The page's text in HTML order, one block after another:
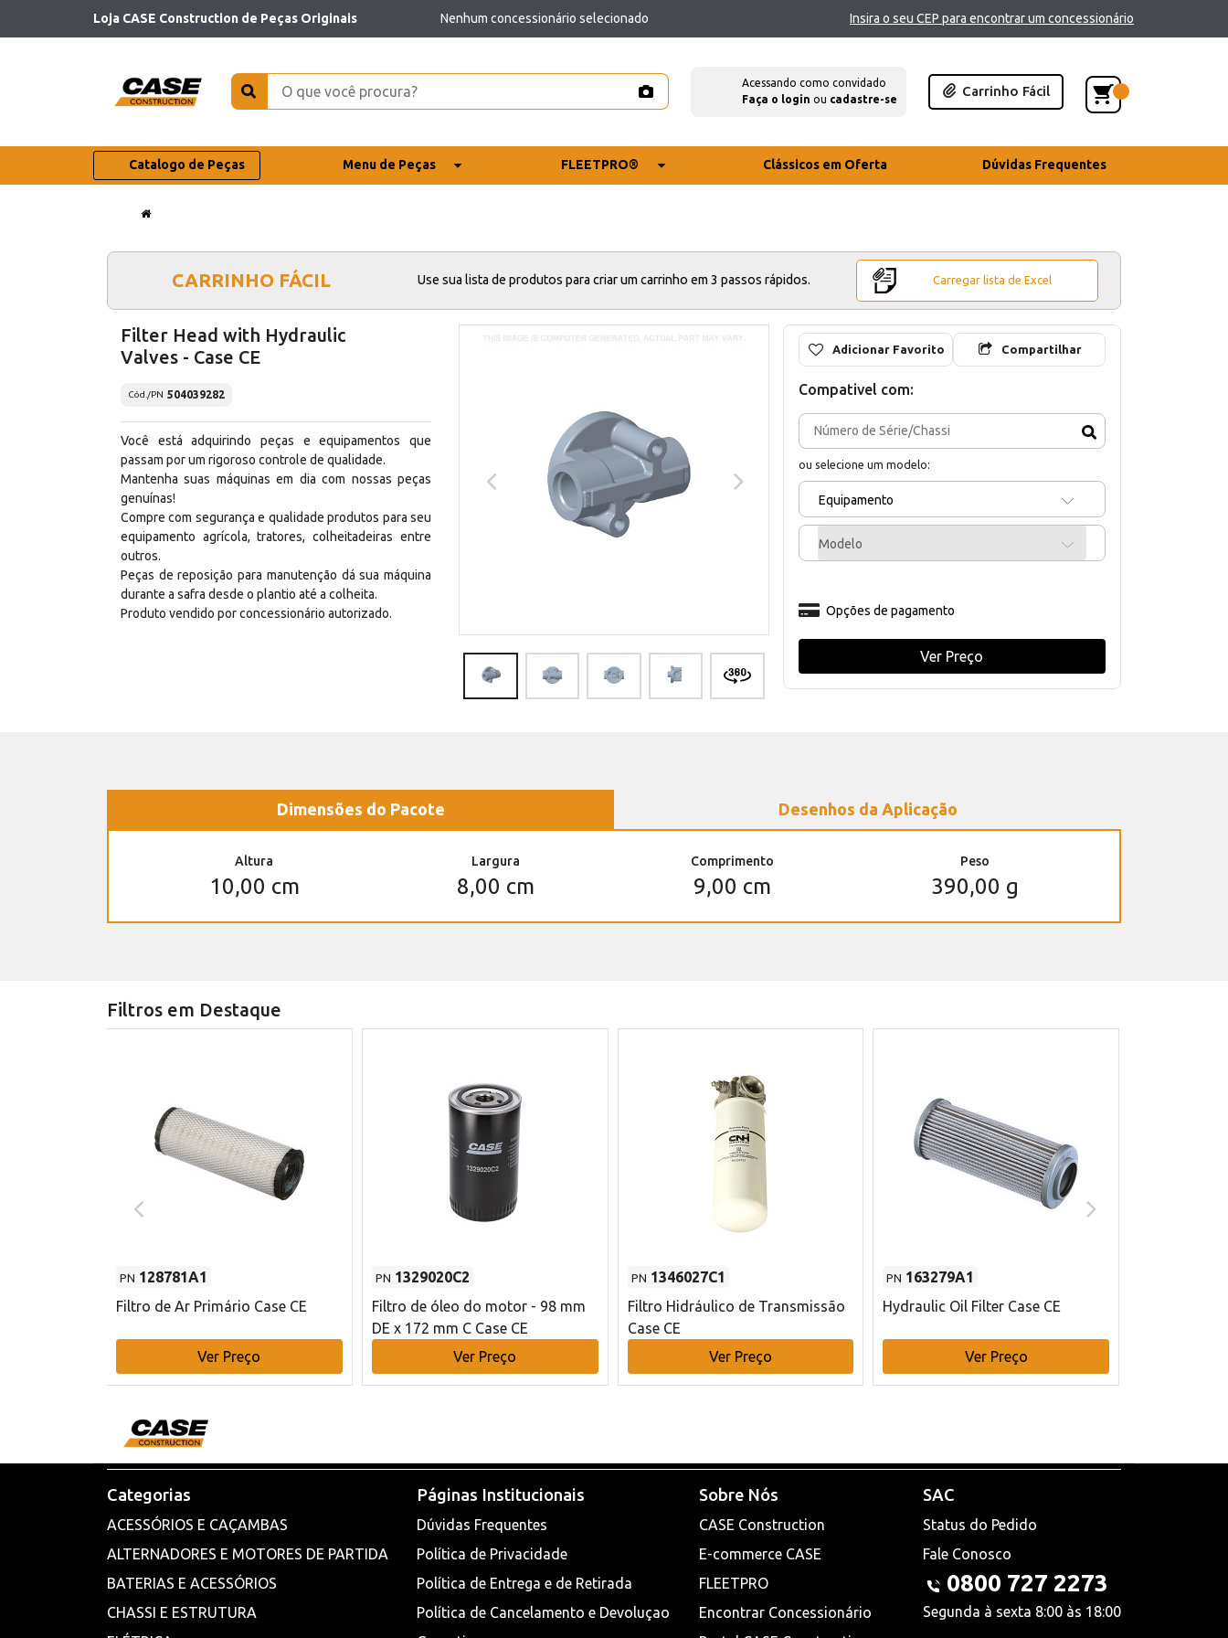
Loja CASE Construction de Peças Originais Nenhum concessionário selecionado Insira o seu CEP para encontrar um concessionário
Acessando como convidado
Faça o login ou cadastre-se
Carrinho Fácil
Catalogo de Peças Menu de Peças FLEETPRO® Clássicos em Oferta Dúvidas Frequentes
CARRINHO FÁCIL Use sua lista de produtos para criar um carrinho em 3 passos rápidos. Carregar lista de Excel
Filter Head with Hydraulic
Valves - Case CE
Cód./PN 504039282
Você está adquirindo peças e equipamentos que
passam por um rigoroso controle de qualidade.
Mantenha suas máquinas em dia com nossas peças
genuínas!
Compre com segurança e qualidade produtos para seu
equipamento agrícola, tratores, colheitadeiras entre
outros.
Peças de reposição para manutenção dá sua máquina
durante a safra desde o plantio até a colheita.
Produto vendido por concessionário autorizado.
Adicionar Favorito Compartilhar
Compativel com:
ou selecione um modelo:
Equipamento
Modelo
Opções de pagamento
Ver Preço
Dimensões do Pacote Desenhos da Aplicação
Altura
10,00 cm
Largura
8,00 cm
Comprimento
9,00 cm
Peso
390,00 g
Filtros em Destaque
PN 128781A1
Filtro de Ar Primário Case CE
Ver Preço
PN 1329020C2
Filtro de óleo do motor - 98 mm
DE x 172 mm C Case CE
Ver Preço
PN 1346027C1
Filtro Hidráulico de Transmissão
Case CE
Ver Preço
PN 163279A1
Hydraulic Oil Filter Case CE
Ver Preço
Categorias
ACESSÓRIOS E CAÇAMBAS
ALTERNADORES E MOTORES DE PARTIDA
BATERIAS E ACESSÓRIOS
CHASSI E ESTRUTURA
Páginas Institucionais
Dúvidas Frequentes
Política de Privacidade
Política de Entrega e de Retirada
Política de Cancelamento e Devoluçao
Sobre Nós
CASE Construction
E-commerce CASE
FLEETPRO
Encontrar Concessionário
SAC
Status do Pedido
Fale Conosco
0800 727 2273
Segunda à sexta 8:00 às 18:00